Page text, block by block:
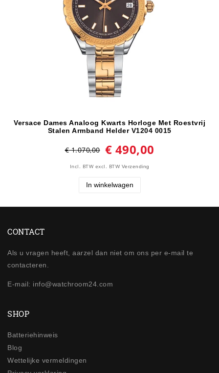
Versace Dames Analoog Kwarts Horloge Met Roestvrij
Stalen Armband Helder V1204 0015
€ 1.070,00 € 490,00
Incl. BTW excl. BTW Verzending
In winkelwagen
CONTACT
Als u vragen heeft, aarzel dan niet om ons per e-mail te
contacteren.
E-mail: info@watchroom24.com
SHOP
Batteriehinweis
Blog
Wettelijke vermeldingen